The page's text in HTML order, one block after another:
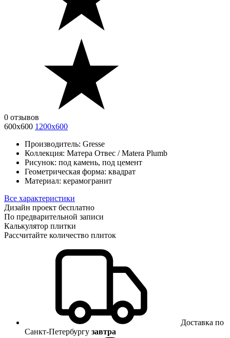
0 отзывов
600х600 1200х600
Производитель: Gresse
Коллекция: Матера Отвес / Matera Plumb
Рисунок: под камень, под цемент
Геометрическая форма: квадрат
Материал: керамогранит
Все характеристики
Дизайн проект бесплатно
По предварительной записи
Калькулятор плитки
Рассчитайте количество плиток
Доставка по
Санкт-Петербургу завтра